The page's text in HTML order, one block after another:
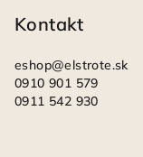
Kontakt
eshop@elstrote.sk
0910 901 579
0911 542 930